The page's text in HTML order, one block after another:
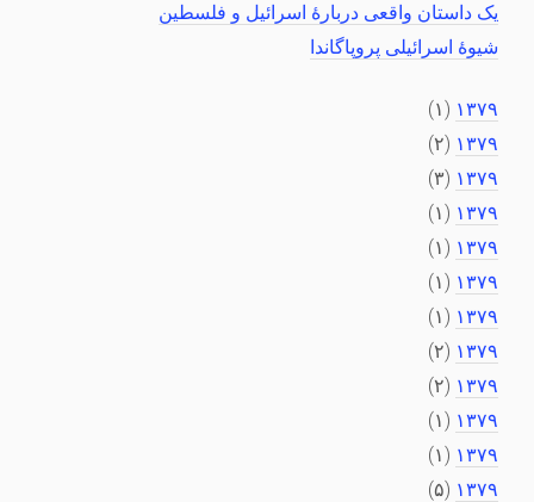
یک داستان واقعی دربارهٔ اسرائیل و فلسطین
شیوهٔ اسرائیلی پروپاگاندا
۱۳۷۹ (۱)
۱۳۷۹ (۲)
۱۳۷۹ (۳)
۱۳۷۹ (۱)
۱۳۷۹ (۱)
۱۳۷۹ (۱)
۱۳۷۹ (۱)
۱۳۷۹ (۲)
۱۳۷۹ (۲)
۱۳۷۹ (۱)
۱۳۷۹ (۱)
۱۳۷۹ (۵)